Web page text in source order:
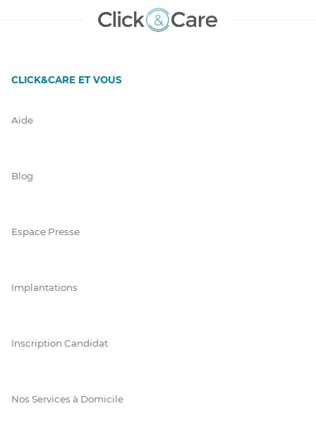
CLICK&CARE ET VOUS
Aide
Blog
Espace Presse
Implantations
Inscription Candidat
Nos Services à Domicile